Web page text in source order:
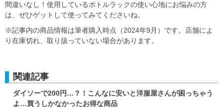
間違いなし！使用しているボトルラックの使い心地にお悩みの方
は、ぜひゲットして使ってみてくださいね。
※記事内の商品情報は筆者購入時点（2024年9月）です。店舗によ
り在庫切れ、取り扱っていない場合があります。
関連記事
ダイソーで200円…？！こんなに安いと洋服屋さんが困っちゃう
よ…買うしかなかったお得な商品